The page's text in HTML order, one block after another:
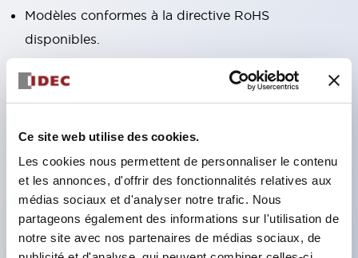
Ce site web utilise des cookies.
Les cookies nous permettent de personnaliser le contenu
et les annonces, d'offrir des fonctionnalités relatives aux
médias sociaux et d'analyser notre trafic. Nous
partageons également des informations sur l'utilisation de
notre site avec nos partenaires de médias sociaux, de
Modèles conformes à la directive RoHS
disponibles.
Indicateur mécanique pour vérifier l’état de
fonctionnement des contacts fourni en standard
Équipé d’un levier de verrouillage coloré
permettant de distinguer les bobines AC et DC.
Plaque de marquage encastrée (jaune). Quatre
autres couleurs disponibles en option.
Capacité maximale des contacts : type RU2 10A,
type RU4 6A, type RU42 3A.